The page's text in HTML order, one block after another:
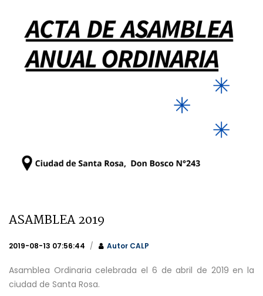
ASAMBLEA 2019
2019-08-13 07:56:44 Autor CALP
Asamblea Ordinaria celebrada el 6 de abril de 2019 en la
ciudad de Santa Rosa.